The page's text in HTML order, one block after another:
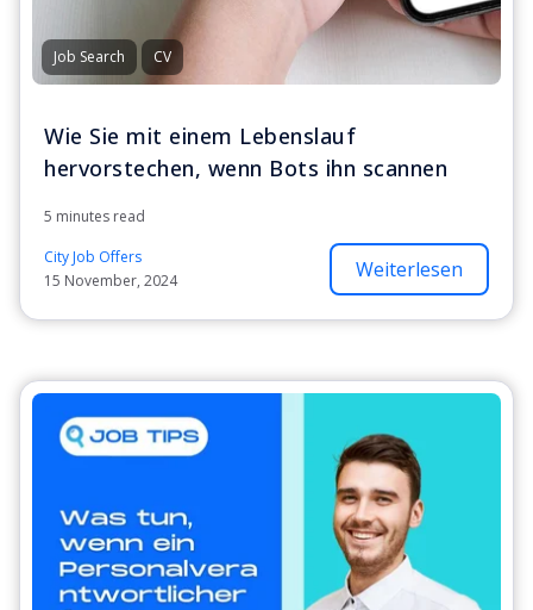
Job Search CV
Wie Sie mit einem Lebenslauf
hervorstechen, wenn Bots ihn scannen
5 minutes read
City Job Offers
15 November, 2024
Weiterlesen